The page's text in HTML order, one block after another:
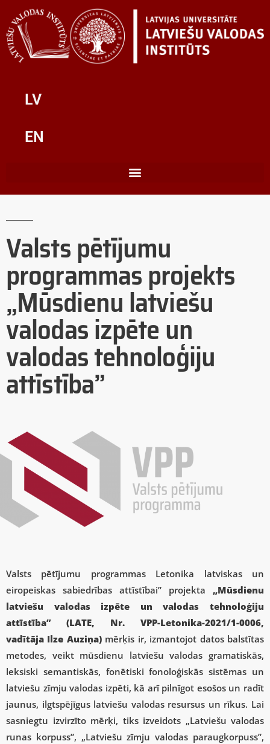
LV
EN
Valsts pētījumu
programmas projekts
„Mūsdienu latviešu
valodas izpēte un
valodas tehnoloģiju
attīstība”
Valsts pētījumu programmas Letonika latviskas un
eiropeiskas sabiedrības attīstībai” projekta „Mūsdienu
latviešu valodas izpēte un valodas tehnoloģiju
attīstība” (LATE, Nr. VPP-Letonika-2021/1-0006,
vadītāja Ilze Auziņa)mērķis ir, izmantojot datos balstītas
metodes, veikt mūsdienu latviešu valodas gramatiskās,
leksiski semantiskās, fonētiski fonoloģiskās sistēmas un
latviešu zīmju valodas izpēti, kā arī pilnīgot esošos un radīt
jaunus, ilgtspējīgus latviešu valodas resursus un rīkus. Lai
sasniegtu izvirzīto mērķi, tiks izveidots „Latviešu valodas
runas korpuss”, „Latviešu zīmju valodas paraugkorpuss”,